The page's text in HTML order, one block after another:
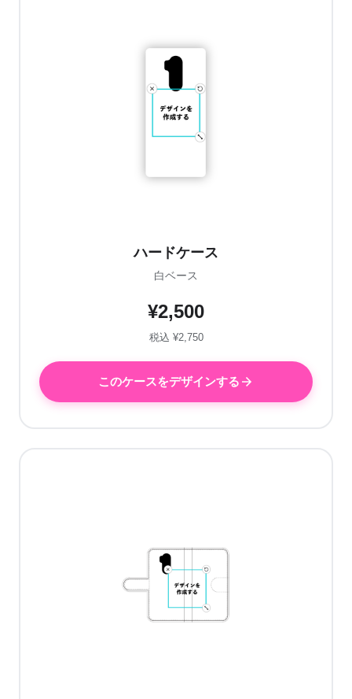
ハードケース
白ベース
¥2,500
税込 ¥2,750
このケースをデザインする